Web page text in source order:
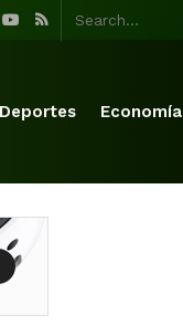
Deportes Economía